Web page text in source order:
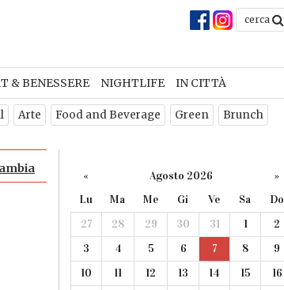
cerca
& BENESSERE NIGHTLIFE IN CITTÀ
Arte Food and Beverage Green Brunch
« Agosto 2026
»
Lu
Ma Me Gi Ve Sa
Do
27
28 29 30 31 1
2
3
4 5 6 7 8
9
10
11 12 13 14 15
16